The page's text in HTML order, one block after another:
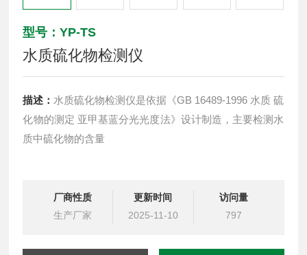
型号：YP-TS
水质硫化物检测仪
描述： 水质硫化物检测仪是依据《GB 16489-1996 水质 硫
化物的测定 亚甲基蓝分光光度法》设计制造，主要检测水
质中硫化物的含量
厂商性质
生产厂家
更新时间
2025-11-10
访问量
797